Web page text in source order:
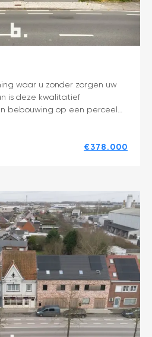
waar u zonder zorgen uw
is deze kwalitatief
bebouwing op een perceel…
€378.000